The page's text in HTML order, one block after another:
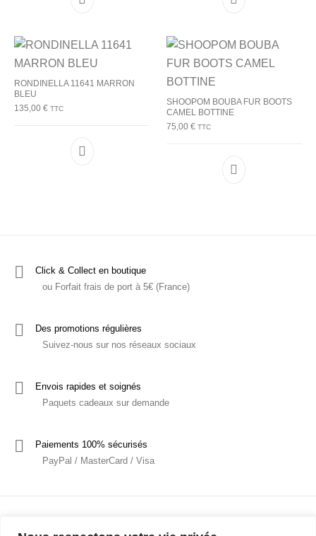
Ce produit a plusieurs variations. Les options
Ce produit a
RONDINELLA 11641 MARRON
BLEU
135,00€ TTC
Ce produit a plusieurs variations. Les options
SHOOPOM BOUBA FUR BOOTS
CAMEL BOTTINE
75,00 € TTC
Ce produit a
Click & Collect en boutique
ou Forfait frais de port à 5€ (France)
Des promotions régulières
Suivez-nous sur nos réseaux sociaux
Envois rapides et soignés
Paquets cadeaux sur demande
Paiements 100% sécurisés
PayPal / MasterCard / Visa